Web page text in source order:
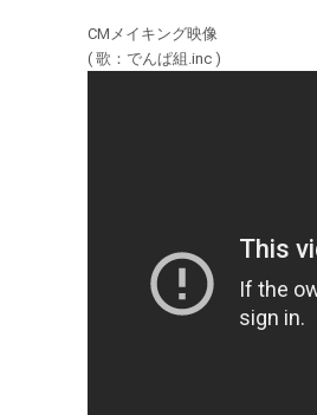
CMメイキング映像
( 歌：でんぱ組.inc )